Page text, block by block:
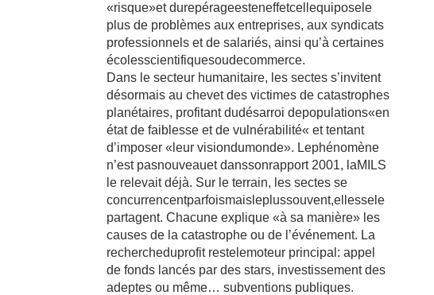
«risque»et durepérageesteneffetcellequiposele
plus de problèmes aux entreprises, aux syndicats
professionnels et de salariés, ainsi qu’à certaines
écolesscientifiquesoudecommerce.
Dans le secteur humanitaire, les sectes s’invitent
désormais au chevet des victimes de catastrophes
planétaires, profitant dudésarroi depopulations«en
état de faiblesse et de vulnérabilité« et tentant
d’imposer «leur visiondumonde». Lephénomène
n’est pasnouveauet danssonrapport 2001, laMILS
le relevait déjà. Sur le terrain, les sectes se
concurrencentparfoismaisleplussouvent,ellessele
partagent. Chacune explique «à sa manière» les
causes de la catastrophe ou de l’événement. La
rechercheduprofit restelemoteur principal: appel
de fonds lancés par des stars, investissement des
adeptes ou même… subventions publiques.